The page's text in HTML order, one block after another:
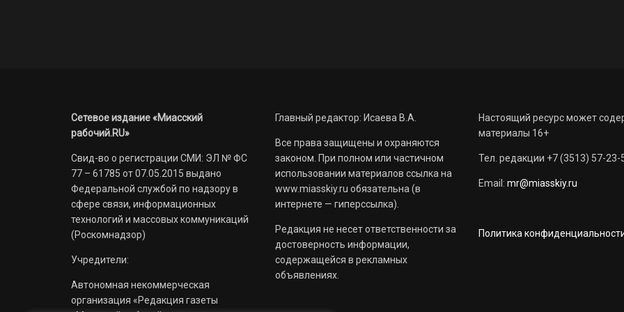
Сетевое издание «Миасский
рабочий.RU»
Свид-во о регистрации СМИ: ЭЛ № ФС
77 – 61785 от 07.05.2015 выдано
Федеральной службой по надзору в
сфере связи, информационных
технологий и массовых коммуникаций
(Роскомнадзор)
Учредители:
Автономная некоммерческая
организация «Редакция газеты
Главный редактор: Исаева В.А.
Все права защищены и охраняются
законом. При полном или частичном
использовании материалов ссылка на
www.miasskiy.ru обязательна (в
интернете — гиперссылка).
Редакция не несет ответственности за
достоверность информации,
содержащейся в рекламных
объявлениях.
Настоящий ресурс может
материалы 16+
Тел. редакции +7 (3513) 57-23-
Email: mr@miasskiy.ru
Политика